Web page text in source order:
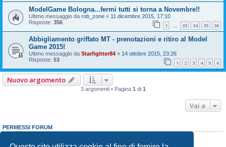
ModelGame Bologna...fermi tutti si torna a Novembre!!
Ultimo messaggio da rob_zone « 11 dicembre 2015, 17:10
Risposte: 356 1 … 33 34 35 36
Abbigliamento griffato MT - prenotazioni e ritiro al Model
Game 2015!
Ultimo messaggio da Starfighter84 « 14 ottobre 2015, 23:26
Risposte: 53 1 2 3 4 5 6
Nuovo argomento
3 argomenti • Pagina 1 di 1
Vai a
PERMESSI FORUM
Non puoirispondere negli argomenti